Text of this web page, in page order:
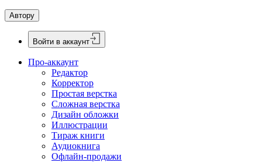
Автору
Войти в аккаунт
Про-аккаунт
Редактор
Корректор
Простая верстка
Сложная верстка
Дизайн обложки
Иллюстрации
Тираж книги
Аудиокнига
Офлайн-продажи